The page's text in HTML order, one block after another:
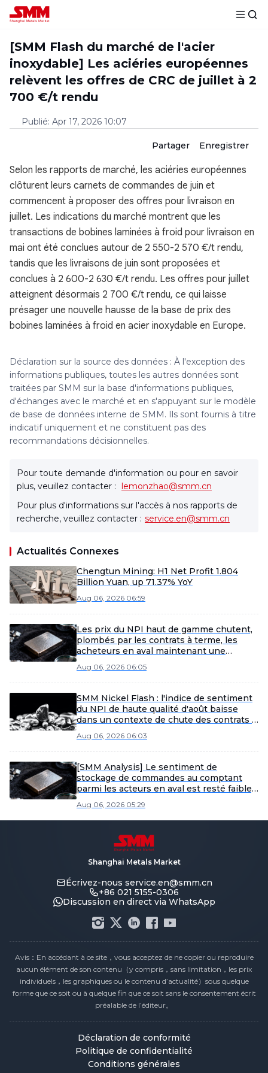
[SMM Flash du marché de l'acier
inoxydable] Les aciéries européennes
relèvent les offres de CRC de juillet à 2
700 €/t rendu
Publié: Apr 17, 2026 10:07
Partager Enregistrer
Selon les rapports de marché, les aciéries européennes
clôturent leurs carnets de commandes de juin et
commencent à proposer des offres pour livraison en
juillet. Les indications du marché montrent que les
transactions de bobines laminées à froid pour livraison en
mai ont été conclues autour de 2 550-2 570 €/t rendu,
tandis que les livraisons de juin sont proposées et
conclues à 2 600-2 630 €/t rendu. Les offres pour juillet
atteignent désormais 2 700 €/t rendu, ce qui laisse
présager une nouvelle hausse de la base de prix des
bobines laminées à froid en acier inoxydable en Europe.
Déclaration sur la source des données : À l'exception des
informations publiques, toutes les autres données sont
traitées par SMM sur la base d'informations publiques,
d'échanges avec le marché et en s'appuyant sur le modèle
de base de données interne de SMM. Ils sont fournis à titre
indicatif uniquement et ne constituent pas des
recommandations décisionnelles.
Pour toute demande d'information ou pour en savoir
plus, veuillez contacter : lemonzhao@smm.cn
Pour plus d'informations sur l'accès à nos rapports de
recherche, veuillez contacter : service.en@smm.cn
Actualités Connexes
Chengtun Mining: H1 Net Profit 1.804
Billion Yuan, up 71.37% YoY
Aug 06, 2026 06:59
Les prix du NPI haut de gamme chutent,
plombés par les contrats à terme, les
acheteurs en aval maintenant une
Aug 06, 2026 06:05
SMM Nickel Flash : l'indice de sentiment
du NPI de haute qualité d'août baisse
dans un contexte de chute des contrats à
Aug 06, 2026 06:03
[SMM Analysis] Le sentiment de
stockage de commandes au comptant
parmi les acteurs en aval est resté faible,
cette semaine.
Aug 06, 2026 05:29
Shanghai Metals Market
Écrivez-nous service.en@smm.cn
+86 021 5155-0306
Discussion en direct via WhatsApp
Avis：En accédant à ce site，vous acceptez de ne copier ou reproduire
aucun élément de son contenu（y compris，sans limitation，les prix
individuels，les graphiques ou le contenu d’actualité）sous quelque
forme que ce soit ou à quelque fin que ce soit sans le consentement écrit
préalable de l’éditeur。
Déclaration de conformité
Politique de confidentialité
Conditions générales